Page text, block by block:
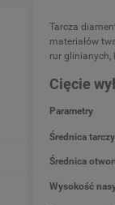
Tarcza
materiałów
rur glinianych,
Cięcie
Parametry
Średnica
Średnica
Wysokość